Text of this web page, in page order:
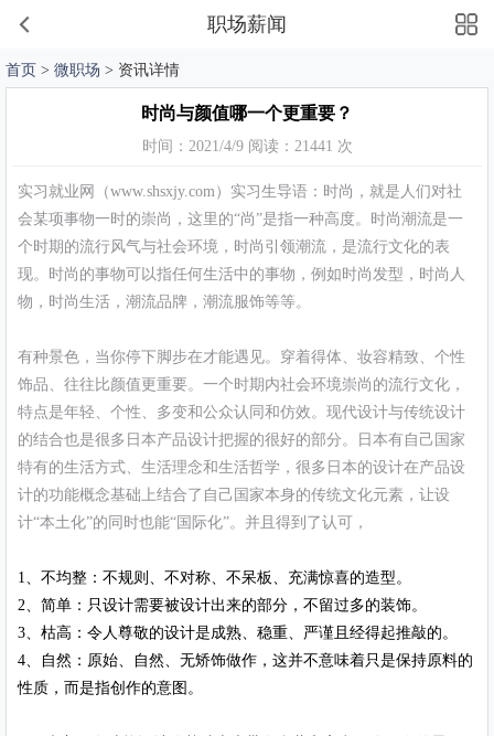
职场薪闻
首页 > 微职场 > 资讯详情
时尚与颜值哪一个更重要？
时间：2021/4/9 阅读：21441 次
实习就业网（www.shsxjy.com）实习生导语：时尚，就是人们对社
会某项事物一时的崇尚，这里的“尚”是指一种高度。时尚潮流是一
个时期的流行风气与社会环境，时尚引领潮流，是流行文化的表
现。时尚的事物可以指任何生活中的事物，例如时尚发型，时尚人
物，时尚生活，潮流品牌，潮流服饰等等。
有种景色，当你停下脚步在才能遇见。穿着得体、妆容精致、个性
饰品、往往比颜值更重要。一个时期内社会环境崇尚的流行文化，
特点是年轻、个性、多变和公众认同和仿效。现代设计与传统设计
的结合也是很多日本产品设计把握的很好的部分。日本有自己国家
特有的生活方式、生活理念和生活哲学，很多日本的设计在产品设
计的功能概念基础上结合了自己国家本身的传统文化元素，让设
计“本土化”的同时也能“国际化”。并且得到了认可，
1、不均整：不规则、不对称、不呆板、充满惊喜的造型。
2、简单：只设计需要被设计出来的部分，不留过多的装饰。
3、枯高：令人尊敬的设计是成熟、稳重、严谨且经得起推敲的。
4、自然：原始、自然、无矫饰做作，这并不意味着只是保持原料的
性质，而是指创作的意图。